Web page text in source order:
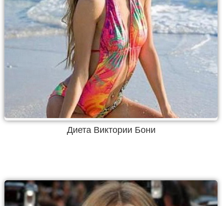
Диета Виктории Бони